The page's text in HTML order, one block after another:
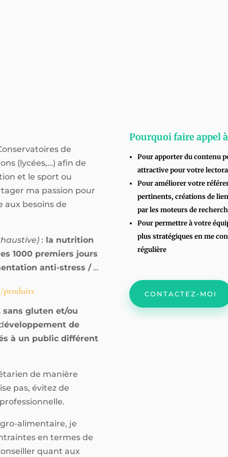
de
(lycées,…) afin de
et le sport ou
ma passion pour
aux besoins de
: la nutrition
1000 premiers jours
anti-stress /…
produits
sans gluten et/ou
éveloppement de
à un public différent
de manière
pas, évitez de
alimentaire, je
en termes de
quant aux
Pourquoi faire appel
Pour apporter du contenu
attractive pour votre
Pour améliorer votre
pertinents, créations de
par les moteurs de
Pour permettre à votre
plus stratégiques en me
régulière
CONTACTEZ-MOI